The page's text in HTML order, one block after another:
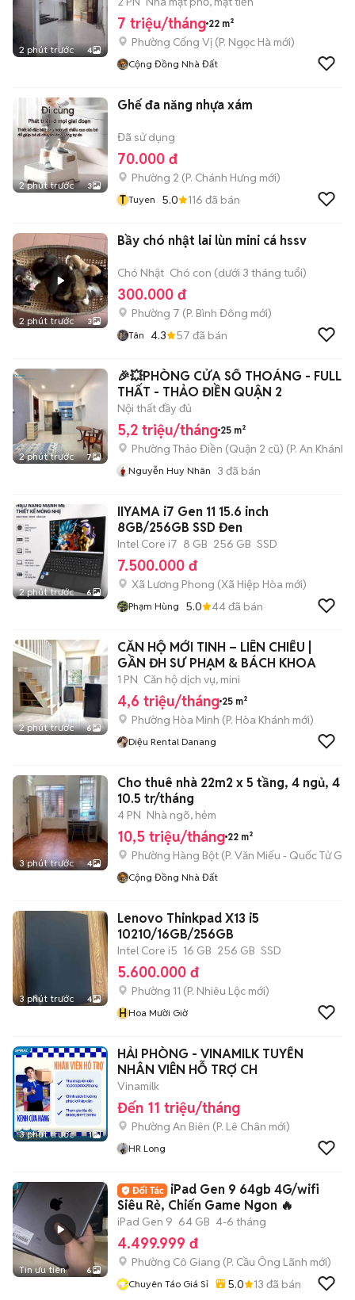
2 phút trước 4
7 triệu/tháng 22 m²
Phường Cống Vị (P. Ngọc Hà mới)
Cộng Đồng Nhà Đất
2 phút trước 3
Ghế đa năng nhựa xám
Đã sử dụng
70.000 đ
Phường 2 (P. Chánh Hưng mới)
T Tuyen 5.0 116 đã bán
2 phút trước 3
Bầy chó nhật lai lùn mini cá hssv
Chó Nhật Chó con (dưới 3 tháng tuổi)
300.000 đ
Phường 7 (P. Bình Đông mới)
Tân 4.3 57 đã bán
2 phút trước 7
🎉💥PHÒNG CỬA SỔ THOÁNG - FULL
THẤT - THẢO ĐIỀN QUẬN 2
Nội thất đầy đủ
5,2 triệu/tháng 25 m²
Phường Thảo Điền (Quận 2 cũ) (P. An Khánh
Nguyễn Huy Nhân 3 đã bán
2 phút trước 6
IIYAMA i7 Gen 11 15.6 inch
8GB/256GB SSD Đen
Intel Core i7 8 GB 256 GB SSD
7.500.000 đ
Xã Lương Phong (Xã Hiệp Hòa mới)
Phạm Hùng 5.0 44đã bán
2 phút trước 6
CĂN HỘ MỚI TINH – LIÊN CHIỂU |
GẦN ĐH SƯ PHẠM & BÁCH KHOA
1 PN Căn hộ dịch vụ, mini
4,6 triệu/tháng 25 m²
Phường Hòa Minh (P. Hòa Khánh mới)
Diệu Rental Danang
3 phút trước 4
Cho thuê nhà 22m2 x 5 tầng, 4 ngủ, 4
10.5 tr/tháng
4 PN Nhà ngõ, hẻm
10,5 triệu/tháng 22 m²
Phường Hàng Bột (P. Văn Miếu - Quốc Tử
Cộng Đồng Nhà Đất
3 phút trước 4
Lenovo Thinkpad X13 i5
10210/16GB/256GB
Intel Core i5 16 GB 256 GB SSD
5.600.000 đ
Phường 11 (P. Nhiêu Lộc mới)
HHoa Mười Giờ
3 phút trước 1
HẢI PHÒNG - VINAMILK TUYỂN
NHÂN VIÊN HỖ TRỢ CH
Vinamilk
Đến 11 triệu/tháng
Phường An Biên (P. Lê Chân mới)
HR Long
Tin ưu tiên 6
iPad Gen 9 64gb 4G/wifi
Siêu Rẻ, Chiến Game Ngon 🔥
iPad Gen 9 64 GB 4-6 tháng
4.499.999 đ
Phường Cô Giang (P. Cầu Ông Lãnh mới)
Chuyên Táo Giá Sỉ 5.0 13 đã bán